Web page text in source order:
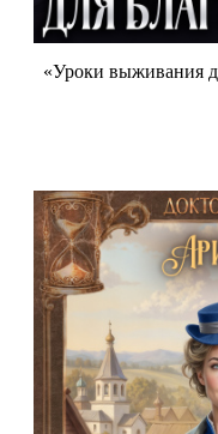
«Уроки выживания